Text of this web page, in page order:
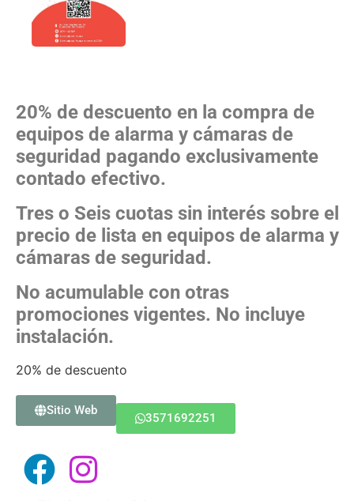
20% de descuento en la compra de
equipos de alarma y cámaras de
seguridad pagando exclusivamente
contado efectivo.
Tres o Seis cuotas sin interés sobre el
precio de lista en equipos de alarma y
cámaras de seguridad.
No acumulable con otras
promociones vigentes. No incluye
instalación.
20% de descuento
Sitio Web
3571692251